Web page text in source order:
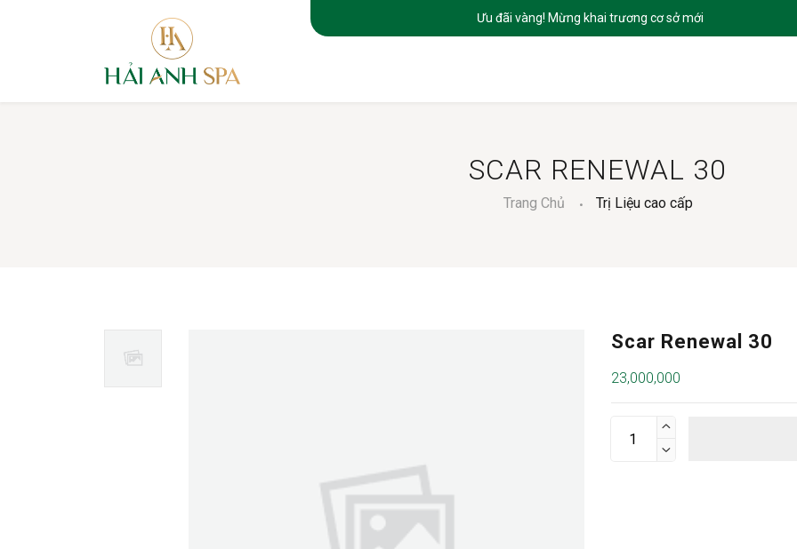
SCAR RENEWAL 30
Trang Chủ Trị Liệu cao cấp
Scar Renewal 30
23,000,000

